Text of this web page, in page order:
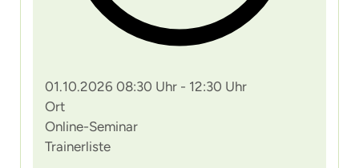
01.10.2026 08:30 Uhr - 12:30 Uhr
Ort
Online-Seminar
Trainerliste